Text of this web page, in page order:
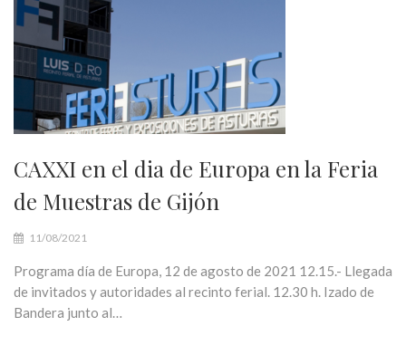
CAXXI en el dia de Europa en la Feria
de Muestras de Gijón
11/08/2021
Programa día de Europa, 12 de agosto de 2021 12.15.- Llegada
de invitados y autoridades al recinto ferial. 12.30 h. Izado de
Bandera junto al…